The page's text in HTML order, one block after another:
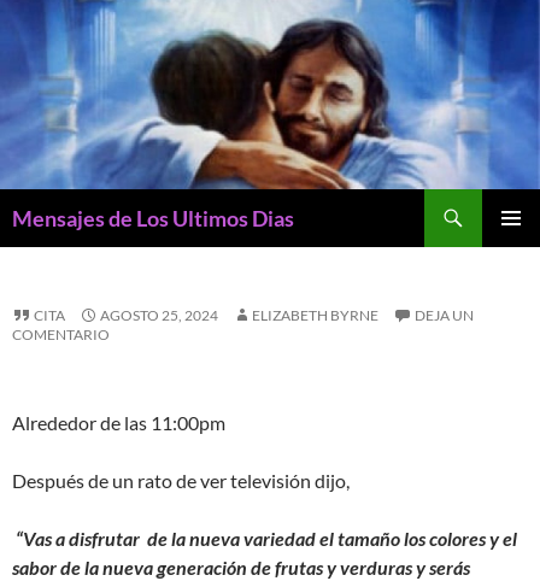
Mensajes de Los Ultimos Dias
CITA AGOSTO 25, 2024 ELIZABETH BYRNE
DEJA UN
COMENTARIO
Alrededor de las 11:00pm
Después de un rato de ver televisión dijo,
“Vas a disfrutar de la nueva variedad el tamaño los colores y el
sabor de la nueva generación de frutas y verduras y serás